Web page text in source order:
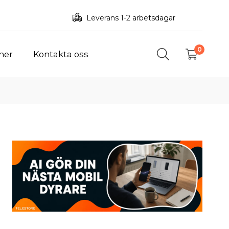
Leverans 1-2 arbetsdagar
Kontakta oss 0